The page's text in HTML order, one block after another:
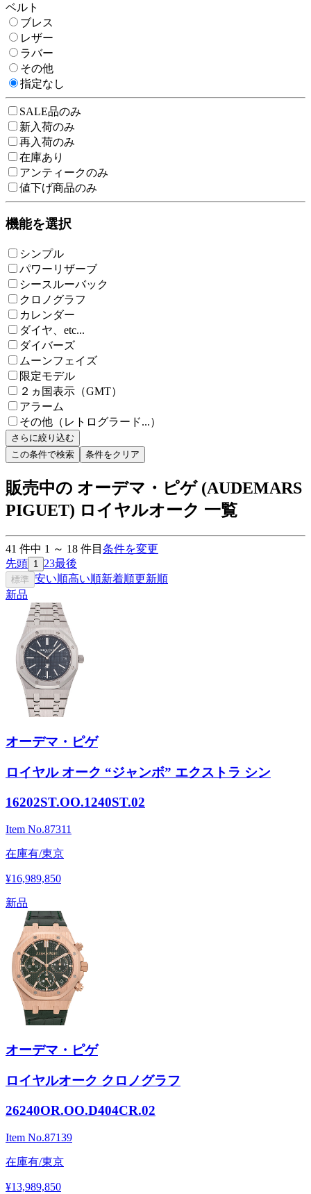
ベルト
ブレス
レザー
ラバー
その他
指定なし
SALE品のみ
新入荷のみ
再入荷のみ
在庫あり
アンティークのみ
値下げ商品のみ
機能を選択
シンプル
パワーリザーブ
シースルーバック
クロノグラフ
カレンダー
ダイヤ、etc...
ダイバーズ
ムーンフェイズ
限定モデル
２ヵ国表示（GMT）
アラーム
その他（レトログラード...）
さらに絞り込む
この条件で検索
条件をクリア
販売中の オーデマ・ピゲ (AUDEMARS
PIGUET) ロイヤルオーク 一覧
41 件中 1 ～ 18 件目 条件を変更
先頭 1 23最後
標準 安い順高い順新着順更新順
新品
オーデマ・ピゲ
ロイヤル オーク “ジャンボ” エクストラ シン
16202ST.OO.1240ST.02
Item No.87311
在庫有/東京
¥16,989,850
新品
オーデマ・ピゲ
ロイヤルオーク クロノグラフ
26240OR.OO.D404CR.02
Item No.87139
在庫有/東京
¥13,989,850